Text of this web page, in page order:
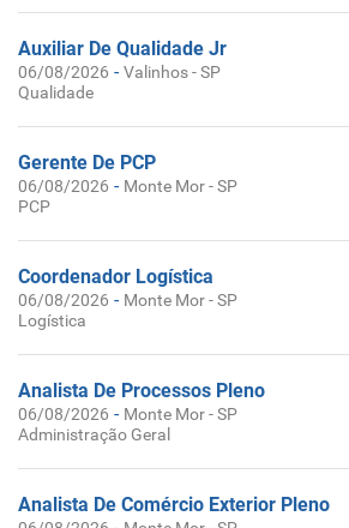
Auxiliar De Qualidade Jr
06/08/2026 -Valinhos - SP
Qualidade
Gerente De PCP
06/08/2026 - Monte Mor - SP
PCP
Coordenador Logística
06/08/2026 - Monte Mor - SP
Logística
Analista De Processos Pleno
06/08/2026 - Monte Mor - SP
Administração Geral
Analista De Comércio Exterior Pleno